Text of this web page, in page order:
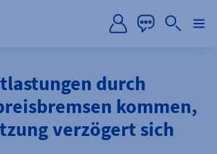
durch
kommen,
verzögert sich